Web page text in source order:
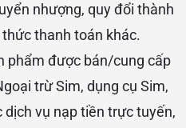
nhượng, quy đổi thành
thanh toán khác.
phẩm được bán/cung cấp
trừ Sim, dụng cụ Sim,
vụ nạp tiền trực tuyến,